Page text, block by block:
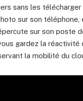
sans les télécharger
sur son téléphone,
sur son poste
gardez la réactivité
la mobilité du